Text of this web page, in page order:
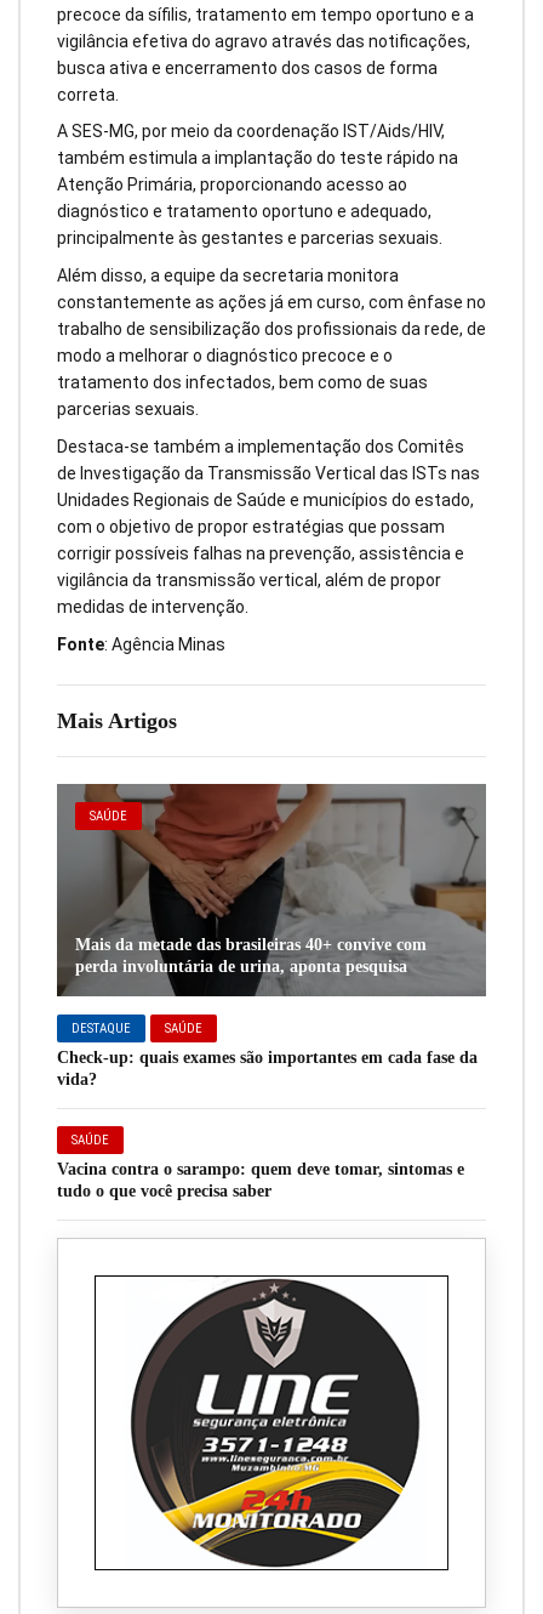
Mais Artigos
SAÚDE
Mais da metade das brasileiras 40+ convive com
perda involuntária de urina, aponta pesquisa
DESTAQUE SAÚDE
Check-up: quais exames são importantes em cada fase da
vida?
SAÚDE
Vacina contra o sarampo: quem deve tomar, sintomas e
tudo o que você precisa saber
precoce da sífilis, tratamento em tempo oportuno e a
vigilância efetiva do agravo através das notificações,
busca ativa e encerramento dos casos de forma
correta.
A SES-MG, por meio da coordenação IST/Aids/HIV,
também estimula a implantação do teste rápido na
Atenção Primária, proporcionando acesso ao
diagnóstico e tratamento oportuno e adequado,
principalmente às gestantes e parcerias sexuais.
Além disso, a equipe da secretaria monitora
constantemente as ações já em curso, com ênfase no
trabalho de sensibilização dos profissionais da rede, de
modo a melhorar o diagnóstico precoce e o
tratamento dos infectados, bem como de suas
parcerias sexuais.
Destaca-se também a implementação dos Comitês
de Investigação da Transmissão Vertical das ISTs nas
Unidades Regionais de Saúde e municípios do estado,
com o objetivo de propor estratégias que possam
corrigir possíveis falhas na prevenção, assistência e
vigilância da transmissão vertical, além de propor
medidas de intervenção.
Fonte: Agência Minas